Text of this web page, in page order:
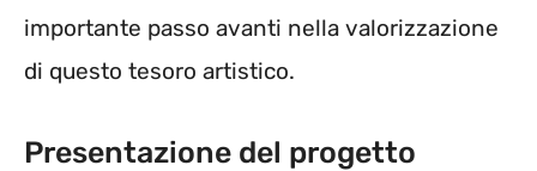
importante passo avanti nella valorizzazione
di questo tesoro artistico.
Presentazione del progetto